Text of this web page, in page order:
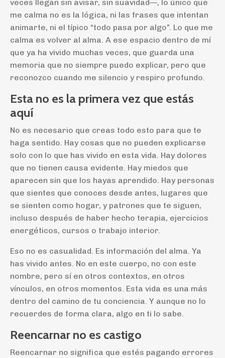
veces llegan sin avisar, sin suavidad—, lo único que
me calma no es la lógica, ni las frases que intentan
animarte, ni el típico “todo pasa por algo”. Lo que me
calma es volver al alma. A ese espacio dentro de mí
que ya ha vivido muchas veces, que guarda una
memoria que no siempre puedo explicar, pero que
reconozco cuando me silencio y respiro profundo.
Esta no es la primera vez que estás
aquí
No es necesario que creas todo esto para que te
haga sentido. Hay cosas que no pueden explicarse
solo con lo que has vivido en esta vida. Hay dolores
que no tienen causa evidente. Hay miedos que
aparecen sin que los hayas aprendido. Hay personas
que sientes que conoces desde antes, lugares que
se sienten como hogar, y patrones que te siguen,
incluso después de haber hecho terapia, ejercicios
energéticos, cursos o trabajo interior.
Eso no es casualidad. Es información del alma. Ya
has vivido antes. No en este cuerpo, no con este
nombre, pero sí en otros contextos, en otros
vínculos, en otros momentos. Esta vida es una más
dentro del camino de tu conciencia. Y aunque no lo
recuerdes de forma clara, algo en ti lo sabe.
Reencarnar no es castigo
Reencarnar no significa que estés pagando errores